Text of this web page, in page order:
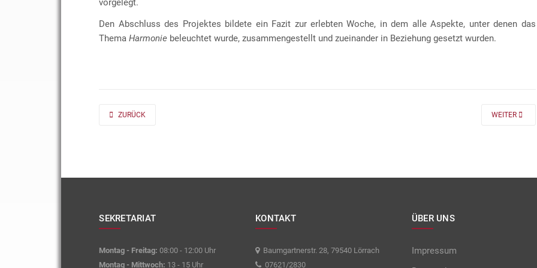
Den Abschluss des Projektes bildete ein Fazit zur erlebten Woche, in dem alle Aspekte, unter denen das
ThemaHarmonie beleuchtet wurde, zusammengestellt und zueinander in Beziehung gesetzt wurden.
PREVIOUS ARTICLE: AD FONTES 2019/20 „MASS“ FÜR DIE KLASSEN 7 UND 8
ZURÜCK NEXT
WEITER
SEKRETARIAT
Montag - Freitag: 08:00 - 12:00 Uhr
Montag - Mittwoch: 13 - 15 Uhr
KONTAKT
Baumgartnerstr. 28, 79540 Lörrach
07621/2830
ÜBER UNS
Impressum